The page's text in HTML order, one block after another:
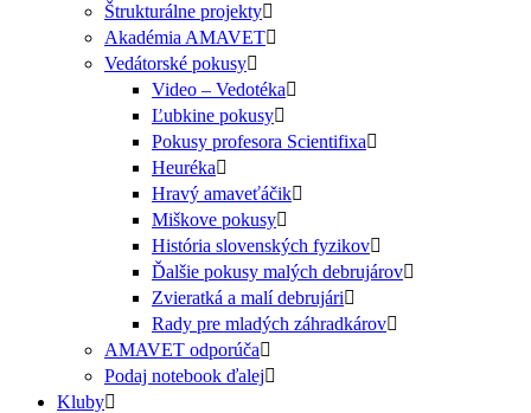
Štrukturálne projekty
Akadémia AMAVET
Vedátorské pokusy
Video – Vedotéka
Ľubkine pokusy
Pokusy profesora Scientifixa
Heuréka
Hravý amaveťáčik
Miškove pokusy
História slovenských fyzikov
Ďalšie pokusy malých debrujárov
Zvieratká a malí debrujári
Rady pre mladých záhradkárov
AMAVET odporúča
Podaj notebook ďalej
Kluby